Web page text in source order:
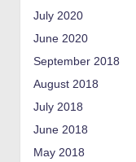
July 2020
June 2020
September 2018
August 2018
July 2018
June 2018
May 2018